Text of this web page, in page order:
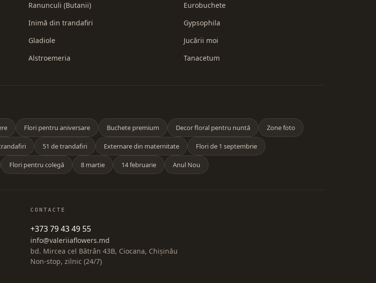
Ranunculi (Butanii)
Inimă din trandafiri
Gladiole
Alstroemeria
Eurobuchete
Gypsophila
Jucării moi
Tanacetum
Flori pentru aniversare Buchete premium Decor floral pentru nuntă Zone foto
51 de trandafiri Externare din maternitate Flori de 1 septembrie
Flori pentru colegă 8 martie 14 februarie Anul Nou
CONTACTE
+373 79 43 49 55
info@valeriiaflowers.md
bd. Mircea cel Bătrân 43B, Ciocana, Chișinău
Non-stop, zilnic (24/7)